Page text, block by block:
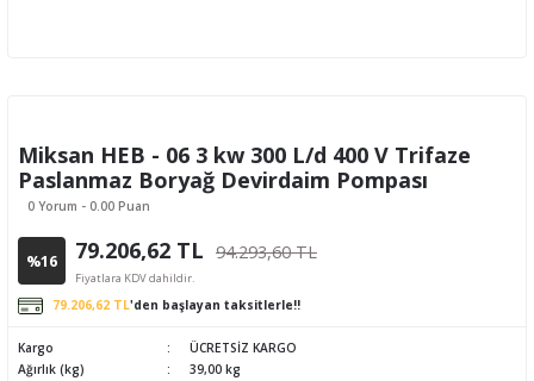
Miksan HEB - 06 3 kw 300 L/d 400 V Trifaze
Paslanmaz Boryağ Devirdaim Pompası
0 Yorum - 0.00 Puan
%16 79.206,62 TL 94.293,60 TL
Fiyatlara KDV dahildir.
79.206,62 TL'den başlayan taksitlerle!!
Kargo
ÜCRETSİZ KARGO
Ağırlık (kg)
39,00 kg